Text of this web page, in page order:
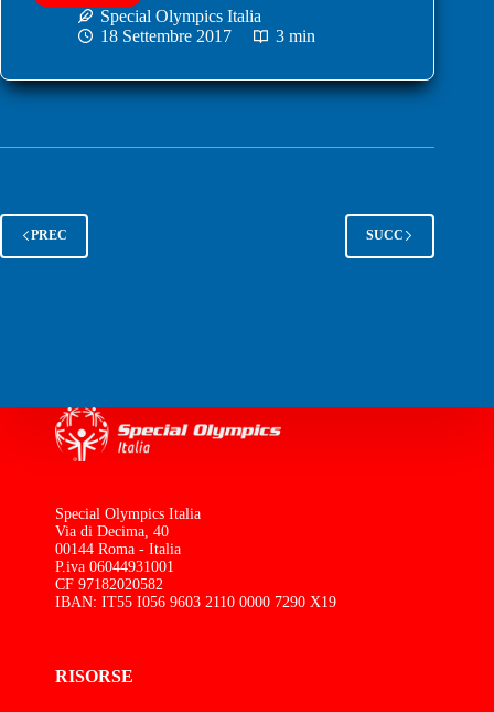
Special Olympics Italia
18 Settembre 2017
3 min
PREC SUCC
Special Olympics Italia
Via di Decima, 40
00144 Roma - Italia
P.iva 06044931001
CF 97182020582
IBAN: IT55 I056 9603 2110 0000 7290 X19
RISORSE